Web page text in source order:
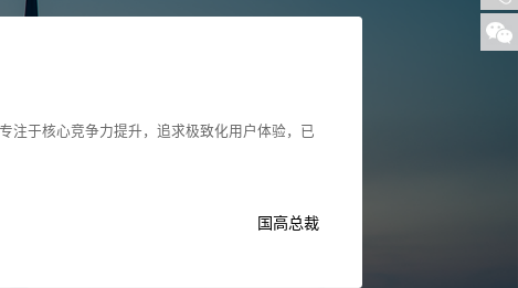
注于核心竞争力提升，追求极致化用户体验，已
国高总裁